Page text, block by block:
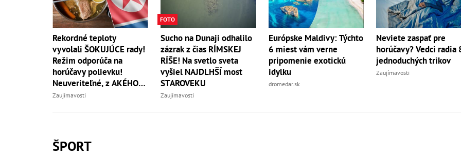
Rekordné teploty
vyvolali ŠOKUJÚCE rady!
Režim odporúča na
horúčavy polievku!
Neuveriteľné, z AKÉHO
zvierata
Zaujímavosti
FOTO
Sucho na Dunaji odhalilo
zázrak z čias RÍMSKEJ
RÍŠE! Na svetlo sveta
vyšiel NAJDLHŠÍ most
STAROVEKU
Zaujímavosti
Európske Maldivy: Týchto
6 miest vám verne
pripomenie exotickú
idylku
dromedar.sk
Neviete zaspať pre
horúčavy? Vedci radia
jednoduchých trikov
Zaujímavosti
ŠPORT